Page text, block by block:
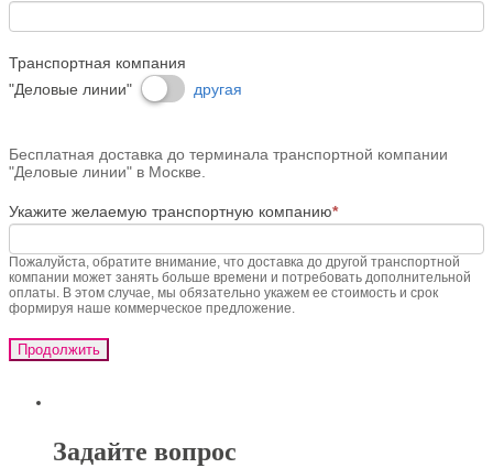
Транспортная компания
"Деловые линии"
другая
Бесплатная доставка до терминала транспортной компании
"Деловые линии" в Москве.
Укажите желаемую транспортную компанию*
Пожалуйста, обратите внимание, что доставка до другой транспортной
компании может занять больше времени и потребовать дополнительной
оплаты. В этом случае, мы обязательно укажем ее стоимость и срок
формируя наше коммерческое предложение.
Продолжить
Задайте вопрос